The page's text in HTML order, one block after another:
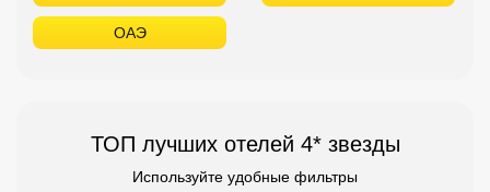
ОАЭ
ТОП лучших отелей 4* звезды
Используйте удобные фильтры